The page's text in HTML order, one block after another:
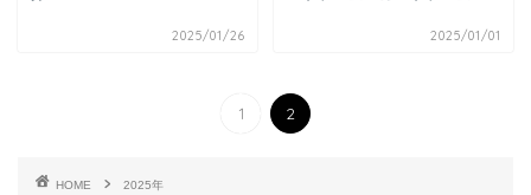
2025/01/26 2025/01/01
1 2
HOME 2025年